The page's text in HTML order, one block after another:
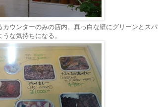
ウンターのみの店内。真っ白な壁にグリーンとスパ
な気持ちになる。